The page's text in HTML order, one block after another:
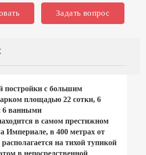
Задать вопрос
постройки с большим
площадью 22 сотки, 6
6 ванными
в самом престижном
Империале, в 400 метрах от
на тихой тупикой
в непосредственной